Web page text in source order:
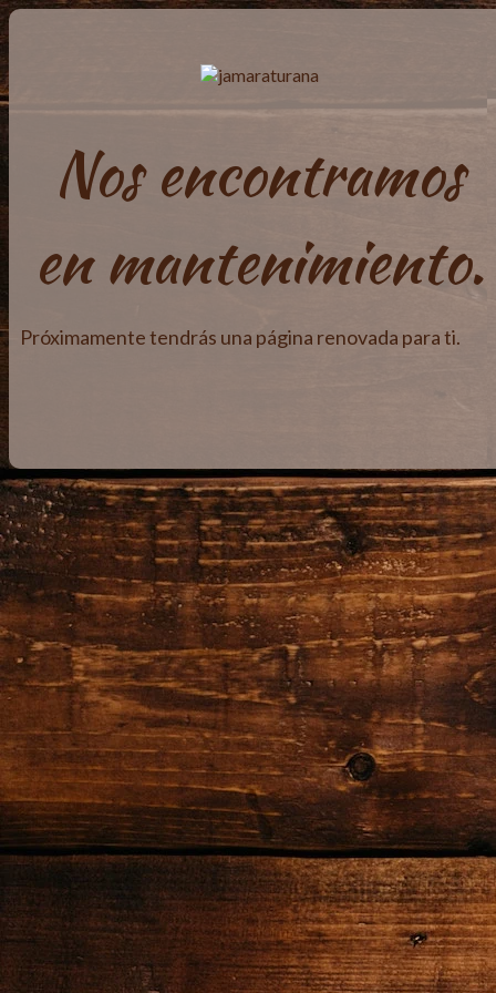
Nos encontramos
en mantenimiento.
Próximamente tendrás una página renovada para ti.